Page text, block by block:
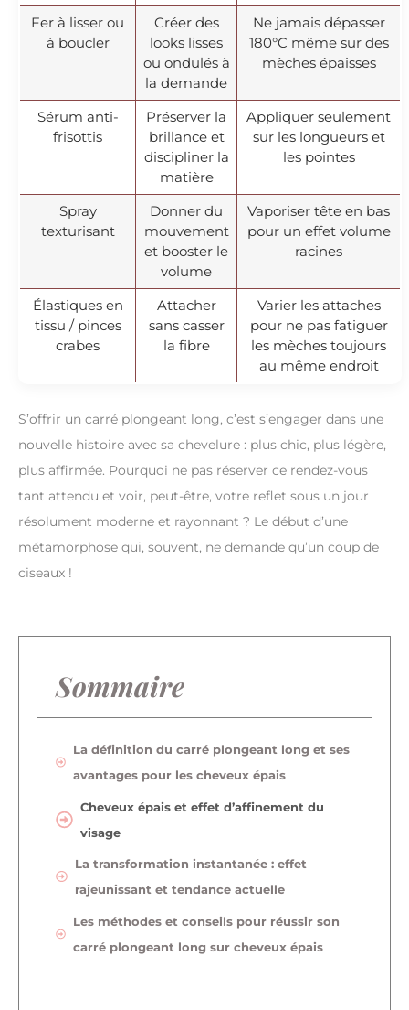
Fer à lisser ou
à boucler
Créer des
looks lisses
ou ondulés à
la demande
Ne jamais dépasser
180°C même sur des
mèches épaisses
Sérum anti-
frisottis
Préserver la
brillance et
discipliner la
matière
Appliquer seulement
sur les longueurs et
les pointes
Spray
texturisant
Donner du
mouvement
et booster le
volume
Vaporiser tête en bas
pour un effet volume
racines
Élastiques en
tissu / pinces
crabes
Attacher
sans casser
la fibre
Varier les attaches
pour ne pas fatiguer
les mèches toujours
au même endroit
S’offrir un carré plongeant long, c’est s’engager dans une
nouvelle histoire avec sa chevelure : plus chic, plus légère,
plus affirmée. Pourquoi ne pas réserver ce rendez-vous
tant attendu et voir, peut-être, votre reflet sous un jour
résolument moderne et rayonnant ? Le début d’une
métamorphose qui, souvent, ne demande qu’un coup de
ciseaux !
Sommaire
La définition du carré plongeant long et ses
avantages pour les cheveux épais
Cheveux épais et effet d’affinement du
visage
La transformation instantanée : effet
rajeunissant et tendance actuelle
Les méthodes et conseils pour réussir son
carré plongeant long sur cheveux épais